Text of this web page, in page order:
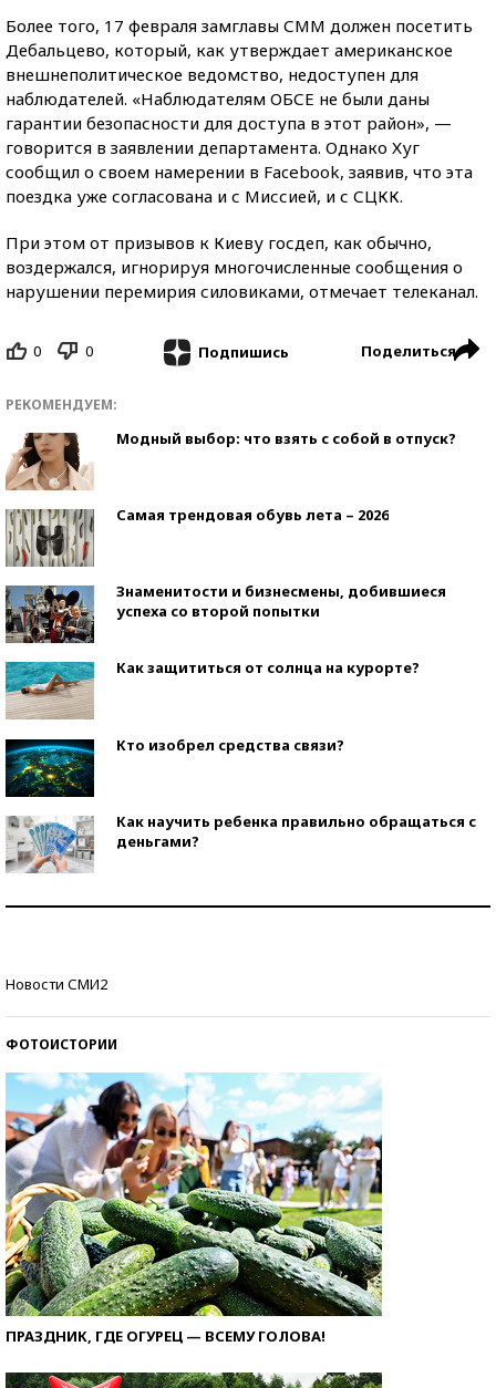
Более того, 17 февраля замглавы СММ должен посетить
Дебальцево, который, как утверждает американское
внешнеполитическое ведомство, недоступен для
наблюдателей. «Наблюдателям ОБСЕ не были даны
гарантии безопасности для доступа в этот район», —
говорится в заявлении департамента. Однако Хуг
сообщил о своем намерении в Facebook, заявив, что эта
поездка уже согласована и с Миссией, и с СЦКК.
При этом от призывов к Киеву госдеп, как обычно,
воздержался, игнорируя многочисленные сообщения о
нарушении перемирия силовиками, отмечает телеканал.
0 0 Подпишись Поделиться
РЕКОМЕНДУЕМ:
Модный выбор: что взять с собой в отпуск?
Самая трендовая обувь лета – 2026
Знаменитости и бизнесмены, добившиеся
успеха со второй попытки
Как защититься от солнца на курорте?
Кто изобрел средства связи?
Как научить ребенка правильно обращаться с
деньгами?
Новости СМИ2
ФОТОИСТОРИИ
ПРАЗДНИК, ГДЕ ОГУРЕЦ — ВСЕМУ ГОЛОВА!